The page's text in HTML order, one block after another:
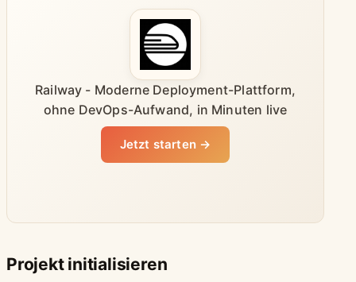
Railway - Moderne Deployment-Plattform,
ohne DevOps-Aufwand, in Minuten live
Jetzt starten →
Projekt initialisieren